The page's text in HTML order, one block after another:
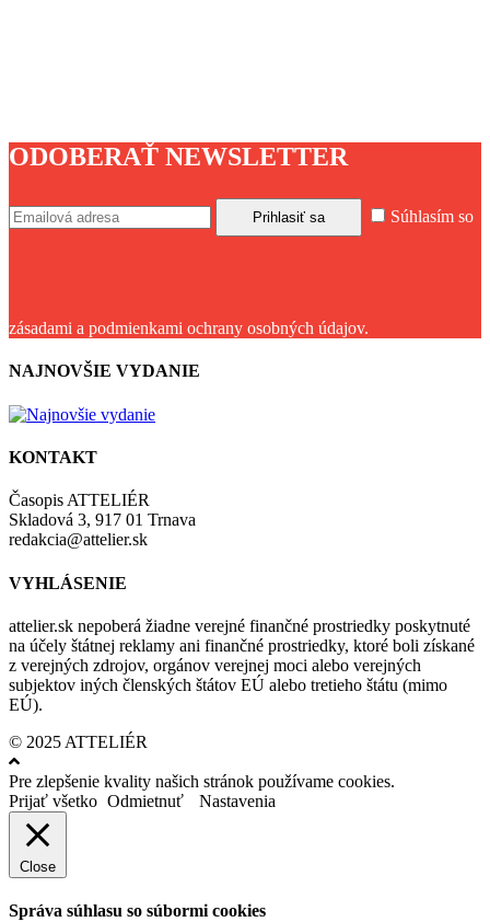
ODOBERAŤ NEWSLETTER
Súhlasím so
zásadami a podmienkami ochrany osobných údajov.
NAJNOVŠIE VYDANIE
KONTAKT
Časopis ATTELIÉR
Skladová 3, 917 01 Trnava
redakcia@attelier.sk
VYHLÁSENIE
attelier.sk nepoberá žiadne verejné finančné prostriedky poskytnuté
na účely štátnej reklamy ani finančné prostriedky, ktoré boli získané
z verejných zdrojov, orgánov verejnej moci alebo verejných
subjektov iných členských štátov EÚ alebo tretieho štátu (mimo
EÚ).
© 2025 ATTELIÉR
Pre zlepšenie kvality našich stránok používame cookies.
Prijať všetko Odmietnuť Nastavenia
Close
Správa súhlasu so súbormi cookies